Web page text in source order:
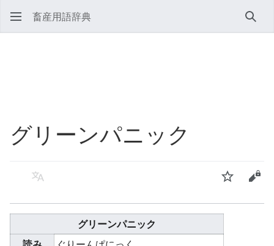
畜産用語辞典 検索
グリーンパニック
言語 ウォッチソ
グリーンパニック